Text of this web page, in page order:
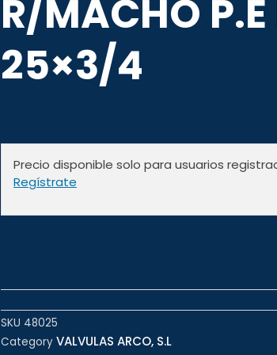
R/MACHO P.E
25×3/4
Precio disponible solo para usuarios
Regístrate
SKU 48025
Category VALVULAS ARCO, S.L